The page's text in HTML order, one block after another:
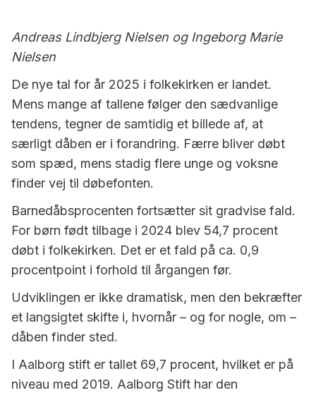
Andreas Lindbjerg Nielsen og Ingeborg Marie
Nielsen
De nye tal for år 2025 i folkekirken er landet.
Mens mange af tallene følger den sædvanlige
tendens, tegner de samtidig et billede af, at
særligt dåben er i forandring. Færre bliver døbt
som spæd, mens stadig flere unge og voksne
finder vej til døbefonten.
Barnedåbsprocenten fortsætter sit gradvise fald.
For børn født tilbage i 2024 blev 54,7 procent
døbt i folkekirken. Det er et fald på ca. 0,9
procentpoint i forhold til årgangen før.
Udviklingen er ikke dramatisk, men den bekræfter
et langsigtet skifte i, hvornår – og for nogle, om –
dåben finder sted.
I Aalborg stift er tallet 69,7 procent, hvilket er på
niveau med 2019. Aalborg Stift har den